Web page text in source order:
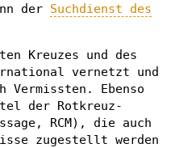
der Suchdienst des
Kreuzes und des
vernetzt und
Vermissten. Ebenso
der Rotkreuz-
RCM), die auch
zugestellt werden